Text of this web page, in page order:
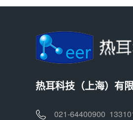
热耳科技（上海）有
021-64400900